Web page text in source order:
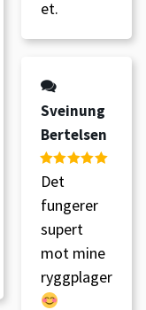
et.
Sveinung
Bertelsen
Vurdert
Det
fungerer
supert
mot mine
ryggplager